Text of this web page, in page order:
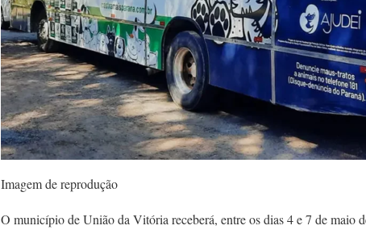
Imagem de reprodução
O município de União da Vitória receberá, entre os dias 4 e 7 de maio